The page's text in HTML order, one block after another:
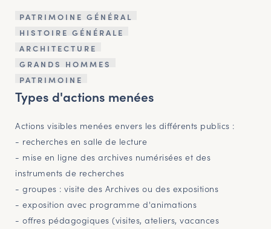
PATRIMOINE GÉNÉRAL
HISTOIRE GÉNÉRALE
ARCHITECTURE
GRANDS HOMMES
PATRIMOINE
Types d'actions menées
Actions visibles menées envers les différents publics :
- recherches en salle de lecture
- mise en ligne des archives numérisées et des
instruments de recherches
- groupes : visite des Archives ou des expositions
- exposition avec programme d'animations
- offres pédagogiques (visites, ateliers, vacances